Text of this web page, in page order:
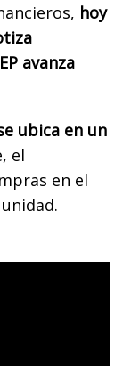
hoy
avanza
ubica en un
el
en el